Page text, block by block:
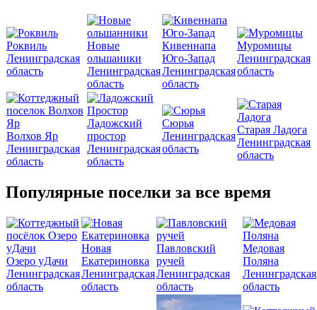
Роквиль
Ленинградская
область
Новые
ольшаники
Ленинградская
область
Кивеннапа
Юго-Запад
Ленинградская
область
Муромицы
Ленинградская
область
Волхов Яр
Ленинградская
область
Ладожский
простор
Ленинградская
область
Сюрья
Ленинградская
область
Старая Ладога
Ленинградская
область
Популярные поселки за все время
Озеро уДачи
Ленинградская
область
Новая
Екатериновка
Ленинградская
область
Павловский
ручей
Ленинградская
область
Медовая
Поляна
Ленинградская
область